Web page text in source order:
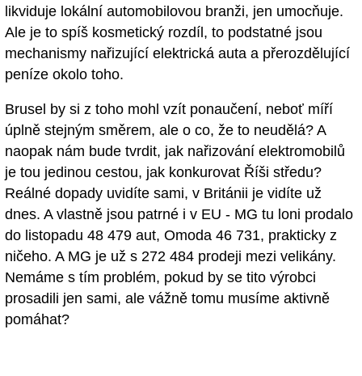
likviduje lokální automobilovou branži, jen umocňuje.
Ale je to spíš kosmetický rozdíl, to podstatné jsou
mechanismy nařizující elektrická auta a přerozdělující
peníze okolo toho.
Brusel by si z toho mohl vzít ponaučení, neboť míří
úplně stejným směrem, ale o co, že to neudělá? A
naopak nám bude tvrdit, jak nařizování elektromobilů
je tou jedinou cestou, jak konkurovat Říši středu?
Reálné dopady uvidíte sami, v Británii je vidíte už
dnes. A vlastně jsou patrné i v EU - MG tu loni prodalo
do listopadu 48 479 aut, Omoda 46 731, prakticky z
ničeho. A MG je už s 272 484 prodeji mezi velikány.
Nemáme s tím problém, pokud by se tito výrobci
prosadili jen sami, ale vážně tomu musíme aktivně
pomáhat?